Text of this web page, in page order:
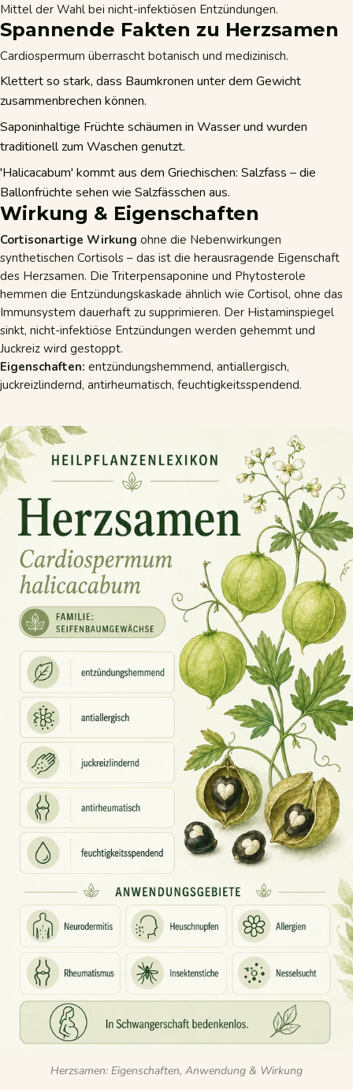
Mittel der Wahl bei nicht-infektiösen Entzündungen.
Spannende Fakten zu Herzsamen
Cardiospermum überrascht botanisch und medizinisch.
Klettert so stark, dass Baumkronen unter dem Gewicht
zusammenbrechen können.
Saponinhaltige Früchte schäumen in Wasser und wurden
traditionell zum Waschen genutzt.
'Halicacabum' kommt aus dem Griechischen: Salzfass – die
Ballonfrüchte sehen wie Salzfässchen aus.
Wirkung & Eigenschaften
Cortisonartige Wirkung ohne die Nebenwirkungen
synthetischen Cortisols – das ist die herausragende Eigenschaft
des Herzsamen. Die Triterpensaponine und Phytosterole
hemmen die Entzündungskaskade ähnlich wie Cortisol, ohne das
Immunsystem dauerhaft zu supprimieren. Der Histaminspiegel
sinkt, nicht-infektiöse Entzündungen werden gehemmt und
Juckreiz wird gestoppt.
Eigenschaften: entzündungshemmend, antiallergisch,
juckreizlindernd, antirheumatisch, feuchtigkeitsspendend.
Herzsamen: Eigenschaften, Anwendung & Wirkung